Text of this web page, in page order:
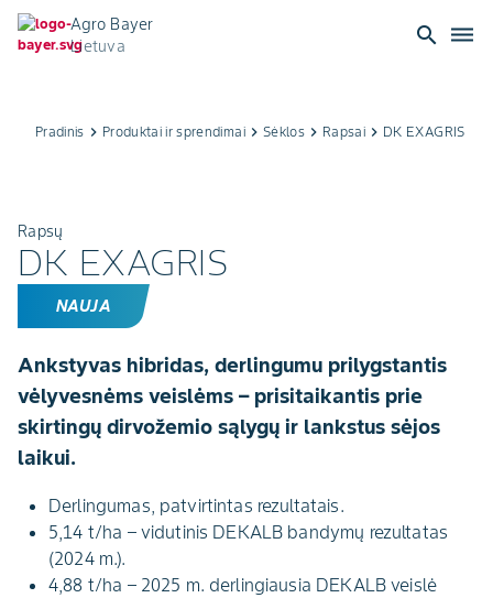
Agro Bayer
Lietuva
search dehaze
Pradinis keyboard_arrow_right Produktai ir sprendimaikeyboard_arrow_right Sėkloskeyboard_arrow_right Rapsai keyboard_arrow_right DK EXAGRIS
Rapsų
DK EXAGRIS
NAUJA
Ankstyvas hibridas, derlingumu prilygstantis
vėlyvesnėms veislėms – prisitaikantis prie
skirtingų dirvožemio sąlygų ir lankstus sėjos
laikui.
Derlingumas, patvirtintas rezultatais.
5,14 t/ha – vidutinis DEKALB bandymų rezultatas
(2024 m.).
4,88 t/ha – 2025 m. derlingiausia DEKALB veislė